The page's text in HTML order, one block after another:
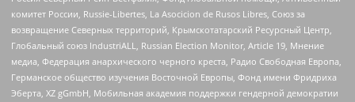
комитет России, Russie-Libertes, La Asocicion de Rusos Libres, Союз за
возвращение Северных территорий, Крымскотатарский Ресурсный Центр,
Глобальный союз IndustriALL, Russian Election Monitor, Article 19, Мнение
медиа, Федерация анархического черного креста, Радио Свободная Европа,
Германское общество изучения Восточной Европы, Фонд имени Фридриха
Эберта, XZ gGmbH, Мобильная академия поддержки гендерной демократии